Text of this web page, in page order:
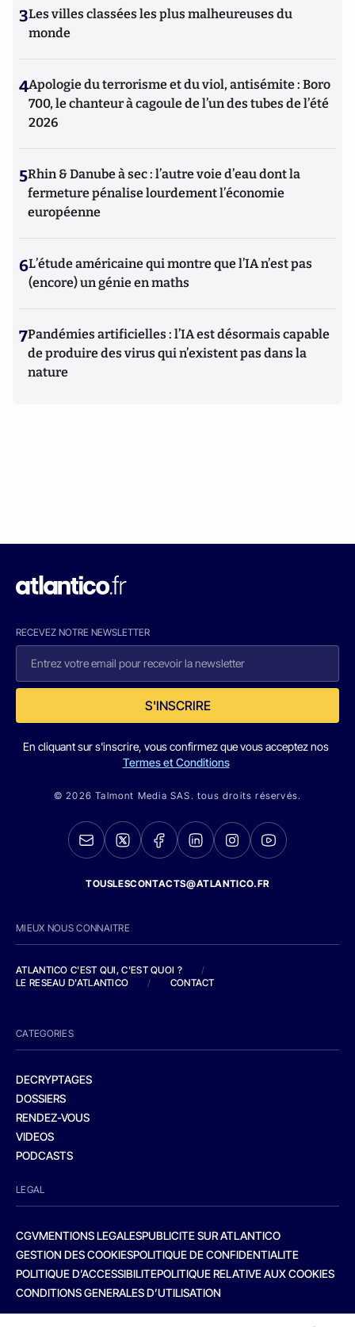
3Les villes classées les plus malheureuses du
monde
4Apologie du terrorisme et du viol, antisémite : Boro
700, le chanteur à cagoule de l’un des tubes de l’été
2026
5Rhin & Danube à sec : l’autre voie d’eau dont la
fermeture pénalise lourdement l’économie
européenne
6L’étude américaine qui montre que l’IA n’est pas
(encore) un génie en maths
7Pandémies artificielles : l’IA est désormais capable
de produire des virus qui n’existent pas dans la
nature
RECEVEZ NOTRE NEWSLETTER
S'INSCRIRE
En cliquant sur s'inscrire, vous confirmez que vous acceptez nos
Termes et Conditions
© 2026 Talmont Media SAS. tous droits réservés.
TOUSLESCONTACTS@ATLANTICO.FR
MIEUX NOUS CONNAITRE
ATLANTICO C'EST QUI, C'EST QUOI ?
/
LE RESEAU D'ATLANTICO
/ CONTACT
CATEGORIES
DECRYPTAGES
DOSSIERS
RENDEZ-VOUS
VIDEOS
PODCASTS
LEGAL
CGVMENTIONS LEGALESPUBLICITE SUR ATLANTICO
GESTION DES COOKIESPOLITIQUE DE CONFIDENTIALITE
POLITIQUE D’ACCESSIBILITEPOLITIQUE RELATIVE AUX COOKIES
CONDITIONS GENERALES D’UTILISATION